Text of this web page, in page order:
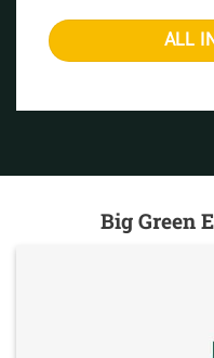
ALL
Big Green